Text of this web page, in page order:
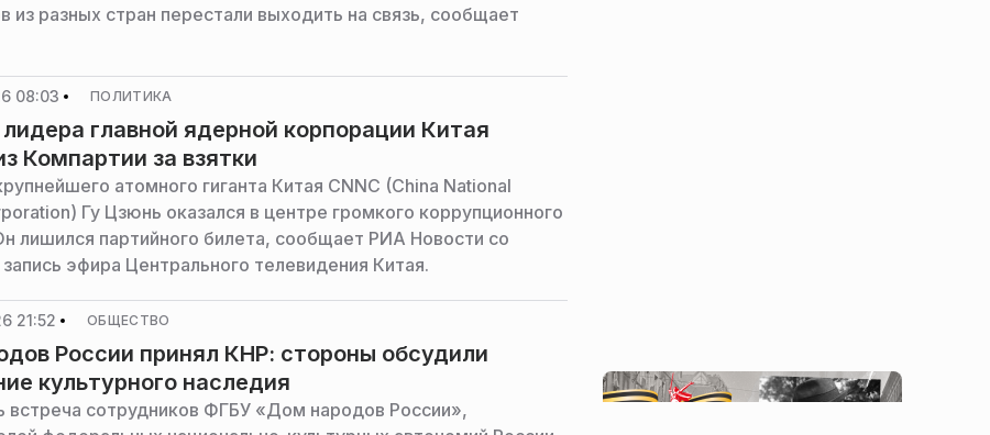
из разных стран перестали выходить на связь, сообщает
08:03 ПОЛИТИКА
главной ядерной корпорации Китая
Компартии за взятки
атомного гиганта Китая CNNC (China National
Гу Цзюнь оказался в центре громкого коррупционного
лишился партийного билета, сообщает РИА Новости со
эфира Центрального телевидения Китая.
21:52 ОБЩЕСТВО
России принял КНР: стороны обсудили
культурного наследия
встреча сотрудников ФГБУ «Дом народов России»,